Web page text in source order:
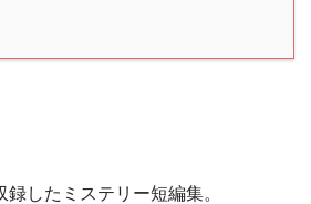
したミステリー短編集。